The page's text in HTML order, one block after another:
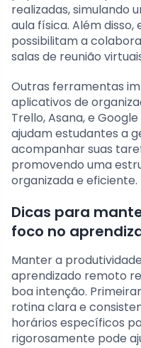
realizadas, simulando
aula física. Além
possibilitam a
salas de reunião
Outras ferramentas
aplicativos de
Trello, Asana, e
ajudam estudantes a
acompanhar suas
promovendo uma
organizada e eficiente.
Dicas para
foco no
Manter a
aprendizado remoto
boa intenção.
rotina clara e
horários específicos
rigorosamente pode